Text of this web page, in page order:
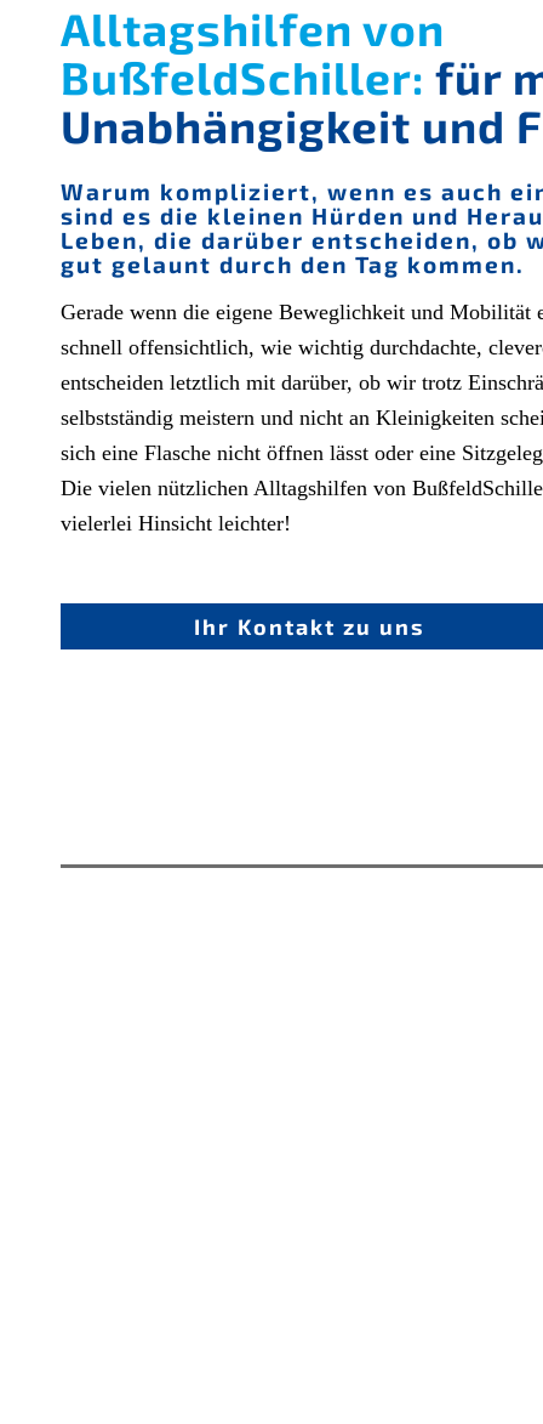
Alltagshilfen von
BußfeldSchiller: für
Unabhängigkeit und
Warum kompliziert, wenn es auch
sind es die kleinen Hürden und
Leben, die darüber entscheiden, ob
gut gelaunt durch den Tag kommen.
Gerade wenn die eigene Beweglichkeit und Mobilität
schnell offensichtlich, wie wichtig durchdachte,
entscheiden letztlich mit darüber, ob wir trotz
selbstständig meistern und nicht an Kleinigkeiten
sich eine Flasche nicht öffnen lässt oder eine
Die vielen nützlichen Alltagshilfen von
vielerlei Hinsicht leichter!
Ihr Kontakt zu uns